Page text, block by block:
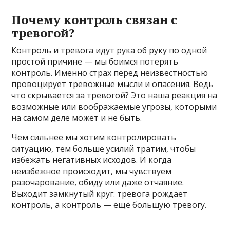
Почему контроль связан с
тревогой?
Контроль и тревога идут рука об руку по одной
простой причине — мы боимся потерять
контроль. Именно страх перед неизвестностью
провоцирует тревожные мысли и опасения. Ведь
что скрывается за тревогой? Это наша реакция на
возможные или воображаемые угрозы, которыми
на самом деле может и не быть.
Чем сильнее мы хотим контролировать
ситуацию, тем больше усилий тратим, чтобы
избежать негативных исходов. И когда
неизбежное происходит, мы чувствуем
разочарование, обиду или даже отчаяние.
Выходит замкнутый круг: тревога рождает
контроль, а контроль — ещё большую тревогу.